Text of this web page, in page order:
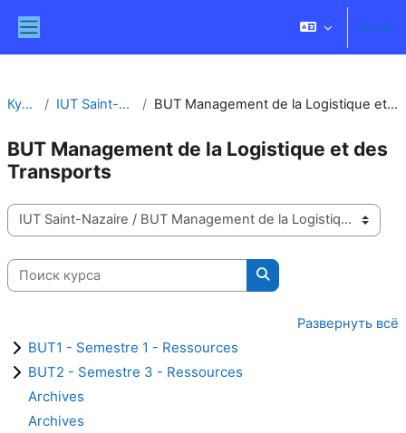
Вход
Курсы IUT Saint-Nazaire BUT Management de la Logistique et des Transports
BUT Management de la Logistique et des
Transports
Категории курсов
Поиск курса
Поиск курса
Развернуть всё
BUT1 - Semestre 1 - Ressources
BUT2 - Semestre 3 - Ressources
Archives
Archives